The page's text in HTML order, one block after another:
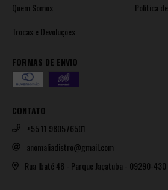
Quem Somos
Política
Trocas e Devoluções
FORMAS DE ENVIO
CONTATO
+55 11 980576501
anomaliadistro@gmail.com
Rua Ibaté 48 - Parque Jaçatuba - 09290-430